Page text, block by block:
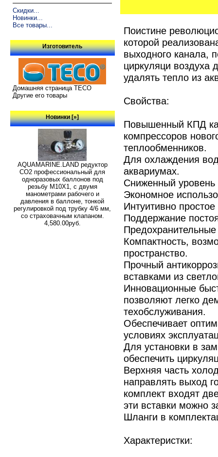
Скидки...
Новинки...
Все товары...
Изготовитель
Домашняя страница TECO
Другие его товары
Новинки [»]
AQUAMARINE.LAND редуктор
СО2 профессиональный для
одноразовых баллонов под
резьбу M10X1, с двумя
манометрами рабочего и
давления в баллоне, тонкой
регулировкой под трубку 4/6 мм,
со страховачным клапаном.
4,580.00руб.
Поистине
которой
выходного канала,
циркуляци воздуха
удалять тепло из
Свойства:
Повышенный КПД
компрессоров
теплообменников.
Для охлаждения
аквариумах.
Сниженный
Экономное
Интуитивно
Поддержание
Компактность,
пространство.
Прочный
вставками из
Инновационные
позволяют легко
техобслуживания.
Обеспечивает
условиях
Для установки в
обеспечить
Верхняя часть
направлять выход
комплект входят
эти вставки можно
Шланги в
Характеристки: